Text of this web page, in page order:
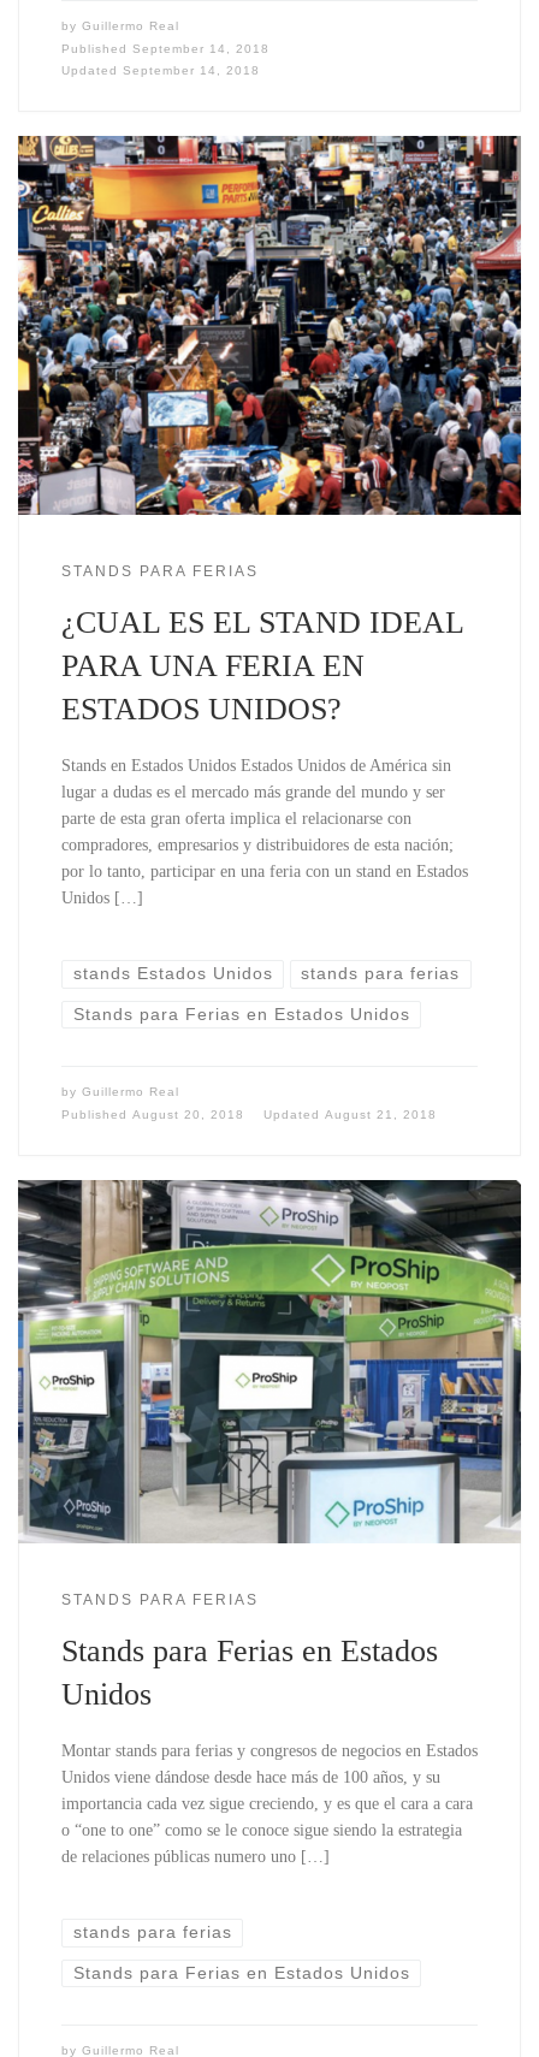
by Guillermo Real
Published September 14, 2018
Updated September 14, 2018
STANDS PARA FERIAS
¿CUAL ES EL STAND IDEAL
PARA UNA FERIA EN
ESTADOS UNIDOS?
Stands en Estados Unidos Estados Unidos de América sin
lugar a dudas es el mercado más grande del mundo y ser
parte de esta gran oferta implica el relacionarse con
compradores, empresarios y distribuidores de esta nación;
por lo tanto, participar en una feria con un stand en Estados
Unidos […]
stands Estados Unidos stands para ferias
Stands para Ferias en Estados Unidos
by Guillermo Real
Published August 20, 2018 Updated August 21, 2018
STANDS PARA FERIAS
Stands para Ferias en Estados
Unidos
Montar stands para ferias y congresos de negocios en Estados
Unidos viene dándose desde hace más de 100 años, y su
importancia cada vez sigue creciendo, y es que el cara a cara
o “one to one” como se le conoce sigue siendo la estrategia
de relaciones públicas numero uno […]
stands para ferias
Stands para Ferias en Estados Unidos
by Guillermo Real